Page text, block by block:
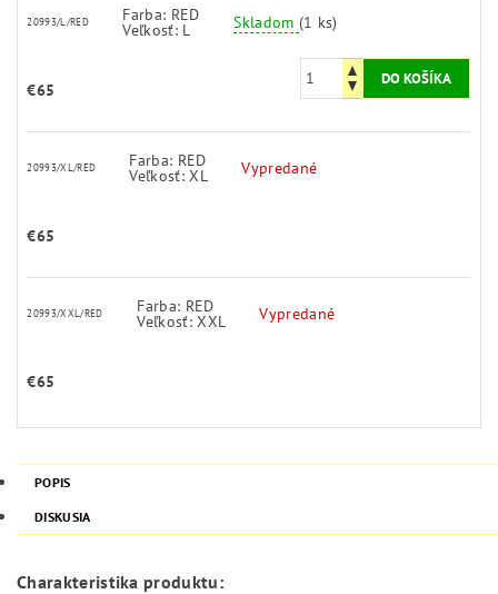
20993/L/RED Farba: RED
Veľkosť: L Skladom (1 ks)
€65
20993/XL/RED Farba: RED
Veľkosť: XL Vypredané
€65
20993/XXL/RED Farba: RED
Veľkosť: XXL Vypredané
€65
POPIS
DISKUSIA
Charakteristika produktu: